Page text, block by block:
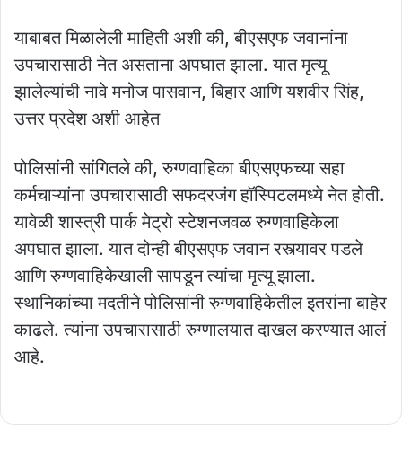
याबाबत मिळालेली माहिती अशी की, बीएसएफ जवानांना
उपचारासाठी नेत असताना अपघात झाला. यात मृत्यू
झालेल्यांची नावे मनोज पासवान, बिहार आणि यशवीर सिंह,
उत्तर प्रदेश अशी आहेत
पोलिसांनी सांगितले की, रुग्णवाहिका बीएसएफच्या सहा
कर्मचाऱ्यांना उपचारासाठी सफदरजंग हॉस्पिटलमध्ये नेत होती.
यावेळी शास्त्री पार्क मेट्रो स्टेशनजवळ रुग्णवाहिकेला
अपघात झाला. यात दोन्ही बीएसएफ जवान रस्त्यावर पडले
आणि रुग्णवाहिकेखाली सापडून त्यांचा मृत्यू झाला.
स्थानिकांच्या मदतीने पोलिसांनी रुग्णवाहिकेतील इतरांना बाहेर
काढले. त्यांना उपचारासाठी रुग्णालयात दाखल करण्यात आलं
आहे.